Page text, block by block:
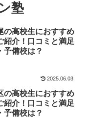
塾
の高校生におすすめ
紹介！口コミと満足
予備校は？
2025.06.03
の高校生におすすめ
紹介！口コミと満足
予備校は？